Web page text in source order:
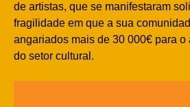
de artistas, que se manifestaram
fragilidade em que a sua
angariados mais de 30 000€ para
do setor cultural.